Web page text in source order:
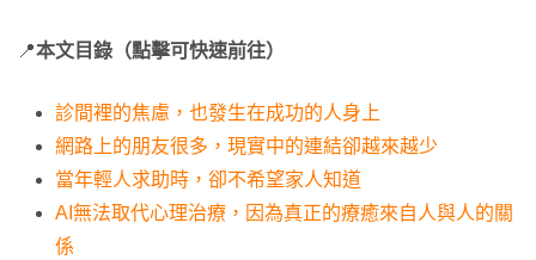
📍本文目錄（點擊可快速前往）
診間裡的焦慮，也發生在成功的人身上
網路上的朋友很多，現實中的連結卻越來越少
當年輕人求助時，卻不希望家人知道
AI無法取代心理治療，因為真正的療癒來自人與人的關
係